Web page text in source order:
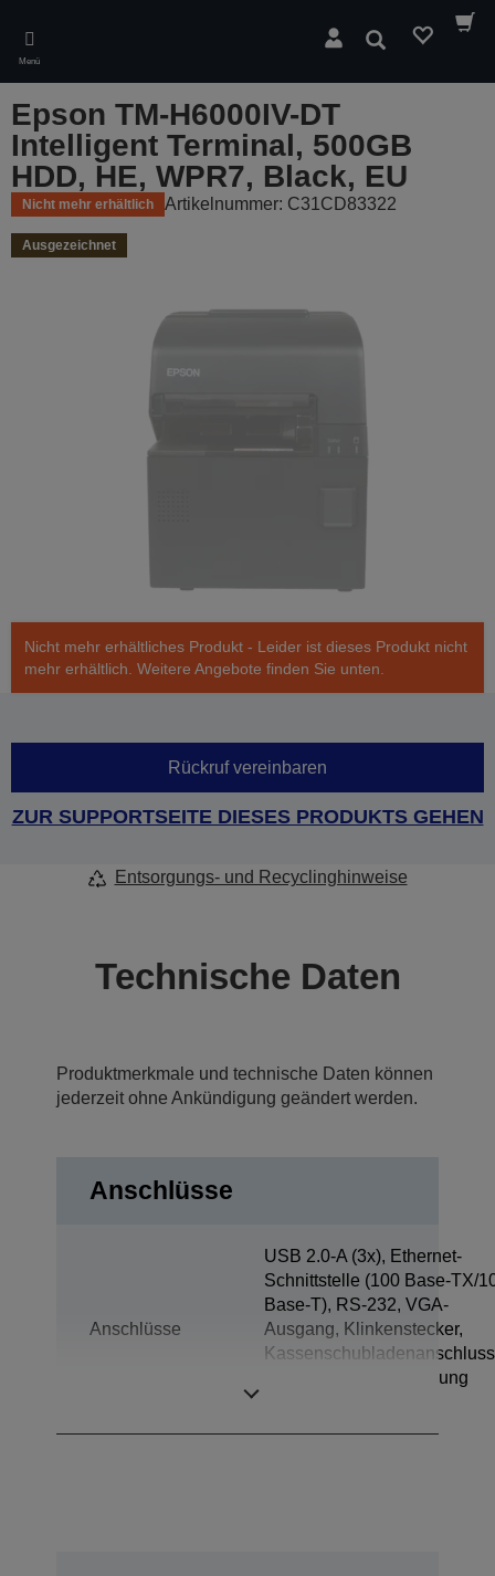
main
content
Menü
Suchen
Epson TM-H6000IV-DT
Intelligent Terminal, 500GB
HDD, HE, WPR7, Black, EU
Nicht mehr erhältlich Artikelnummer: C31CD83322
Ausgezeichnet
Nicht mehr erhältliches Produkt - Leider ist dieses Produkt nicht
mehr erhältlich. Weitere Angebote finden Sie unten.
Rückruf vereinbaren
ZUR SUPPORTSEITE DIESES PRODUKTS GEHEN
Entsorgungs- und Recyclinghinweise
Technische Daten
Produktmerkmale und technische Daten können
jederzeit ohne Ankündigung geändert werden.
Anschlüsse
Anschlüsse
USB 2.0-A (3x), Ethernet-
Schnittstelle (100 Base-TX/
Base-T), RS-232, VGA-
Ausgang, Klinkenstecker,
USB mit Stromversorgung